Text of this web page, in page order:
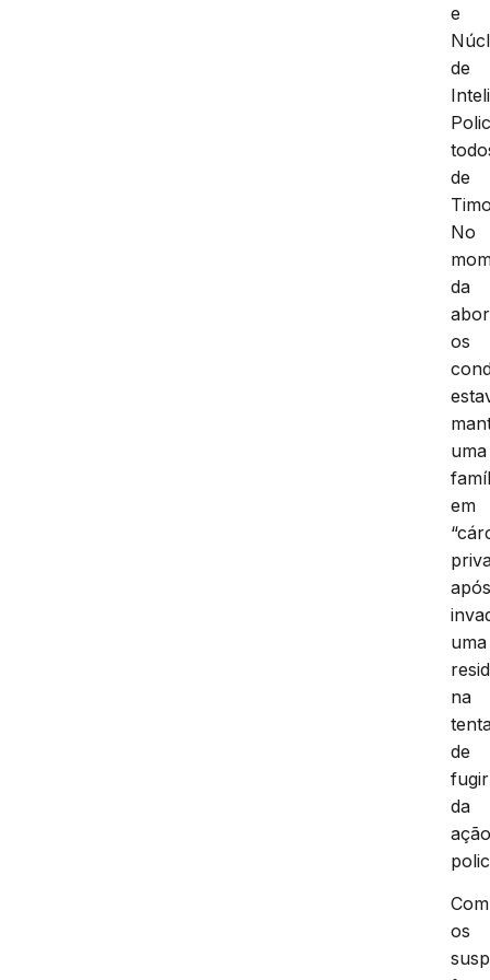
e
de
de
No
da
os
uma
em
uma
na
de
fugir
da
Com
os